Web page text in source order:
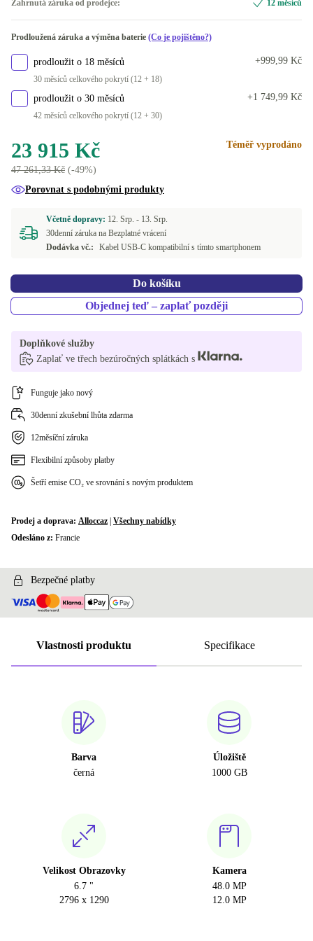
Zahrnutá záruka od prodejce: 12 měsíců
Prodloužená záruka a výměna baterie (Co je pojištěno?)
prodloužit o 18 měsíců
30 měsíců celkového pokrytí (12 + 18)
+999,99 Kč
prodloužit o 30 měsíců
42 měsíců celkového pokrytí (12 + 30)
+1 749,99 Kč
23 915 Kč
47 261,33 Kč (-49%)
Téměř vyprodáno
Porovnat s podobnými produkty
Včetně dopravy: 12. Srp. - 13. Srp.
30denní záruka na Bezplatné vrácení
Dodávka vč.:
Kabel USB-C kompatibilní s tímto smartphonem
Do košíku
Objednej teď – zaplať později
Doplňkové služby
Zaplať ve třech bezúročných splátkách s
Funguje jako nový
30denní zkušební lhůta zdarma
12měsíční záruka
Flexibilní způsoby platby
Šetří emise CO₂ ve srovnání s novým produktem
Prodej a doprava: Alloccaz Všechny nabídky
Odesláno z: Francie
Bezpečné platby
Vlastnosti produktu Specifikace
Barva
černá
Úložiště
1000 GB
Velikost Obrazovky
6.7 "
2796 x 1290
Kamera
48.0 MP
12.0 MP